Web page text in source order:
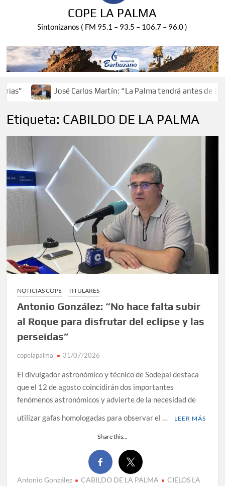
COPE LA PALMA
Sintonízanos ( FM 95.1 – 93.5 – 106.7 – 96.0 )
Carlos Martín: “La Palma tendrá antes de 2030 un torneo
Etiqueta: CABILDO DE LA PALMA
NOTICIAS COPE TITULARES
Antonio González: “No hace falta subir
al Roque para disfrutar del eclipse y las
perseidas”
copelapalma 31/07/2026
El divulgador astronómico y técnico de Sodepal destaca
que el 12 de agosto coincidirán dos importantes
fenómenos astronómicos y advierte de la necesidad de
utilizar gafas homologadas para observar el …
LEER MÁS
Share this...
Antonio González CABILDO DE LA PALMA
CIELOS LA